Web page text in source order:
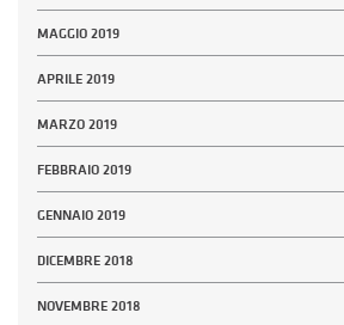
MAGGIO 2019
APRILE 2019
MARZO 2019
FEBBRAIO 2019
GENNAIO 2019
DICEMBRE 2018
NOVEMBRE 2018